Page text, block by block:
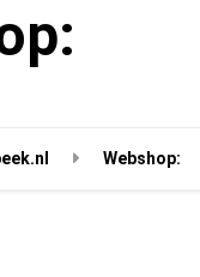
Webshop: